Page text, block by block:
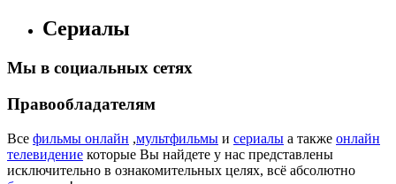
Сериалы
Мы в социальных сетях
Правообладателям
Все фильмы онлайн ,мультфильмы и сериалы а также онлайн
телевидение которые Вы найдете у нас представлены
исключительно в ознакомительных целях, всё абсолютно